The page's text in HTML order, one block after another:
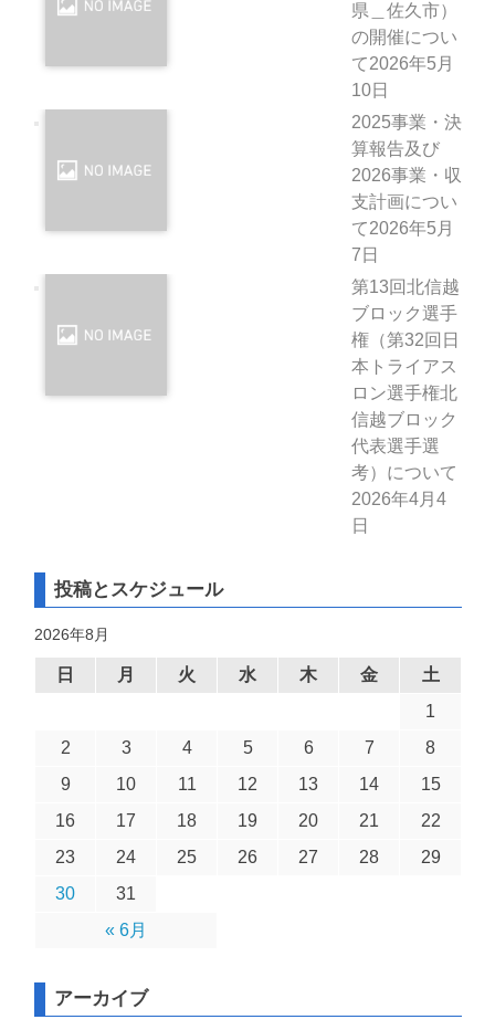
県＿佐久市）
の開催につい
て2026年5月
10日
2025事業・決
算報告及び
2026事業・収
支計画につい
て2026年5月
7日
第13回北信越
ブロック選手
権（第32回日
本トライアス
ロン選手権北
信越ブロック
代表選手選
考）について
2026年4月4
日
投稿とスケジュール
2026年8月
日 月 火 水 木 金 土
« 6月
1
2
3 4 5 6 7
8
9
10 11 12 13 14
15
16
17 18 19 20 21
22
23
24 25 26 27 28
29
30
31
アーカイブ